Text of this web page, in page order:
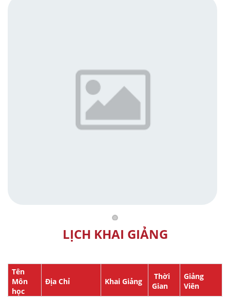
LỊCH KHAI GIẢNG
Tên
Môn
học
Địa Chỉ Khai Giảng
Thời
Gian
Giảng
Viên